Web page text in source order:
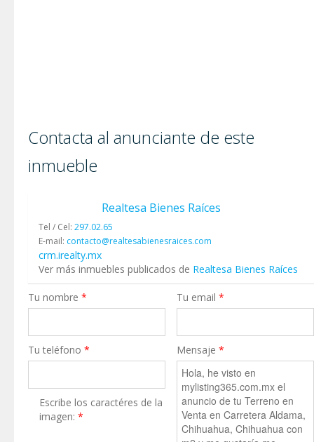
Contacta al anunciante de este
inmueble
Realtesa Bienes Raíces
Tel / Cel: 297.02.65
E-mail: contacto@realtesabienesraices.com
crm.irealty.mx
Ver más inmuebles publicados de Realtesa Bienes Raíces
Tu nombre * Tu email*
Tu teléfono * Mensaje*
Escribe los caractéres de la
imagen:*